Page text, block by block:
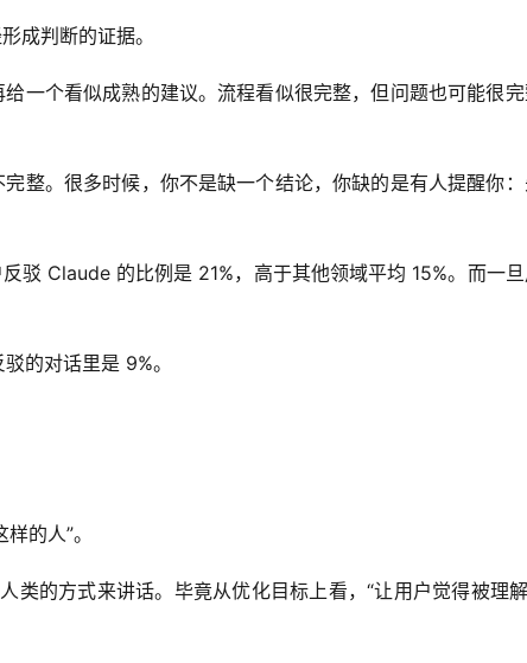
成判断的证据。
一个看似成熟的建议。流程看似很完整，但问题也可能很
整。很多时候，你不是缺一个结论，你缺的是有人提醒你
驳 Claude 的比例是 21%，高于其他领域平均 15%。而一
的对话里是 9%。
的人”。
类的方式来讲话。毕竟从优化目标上看，“让用户觉得被理